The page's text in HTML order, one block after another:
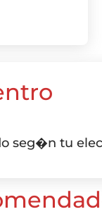
seg�n tu